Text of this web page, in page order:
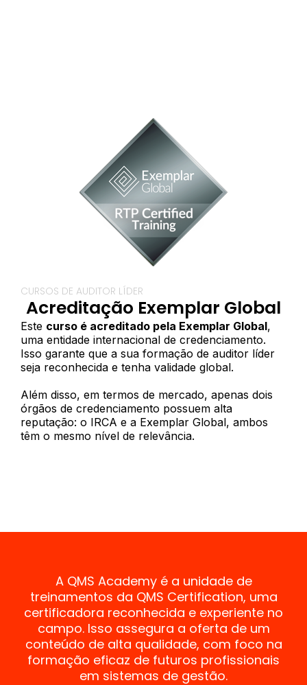
CURSOS DE AUDITOR LÍDER
Acreditação Exemplar Global
Este curso é acreditado pela Exemplar Global,
uma entidade internacional de credenciamento.
Isso garante que a sua formação de auditor líder
seja reconhecida e tenha validade global.
Além disso, em termos de mercado, apenas dois
órgãos de credenciamento possuem alta
reputação: o IRCA e a Exemplar Global, ambos
têm o mesmo nível de relevância.
A QMS Academy é a unidade de
treinamentos da QMS Certification, uma
certificadora reconhecida e experiente no
campo. Isso assegura a oferta de um
conteúdo de alta qualidade, com foco na
formação eficaz de futuros profissionais
em sistemas de gestão.